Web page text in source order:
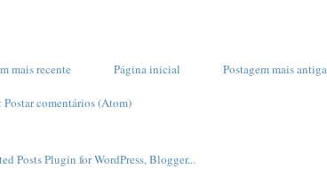
mais recente Postagem mais antiga
Página inicial
Postar comentários (Atom)